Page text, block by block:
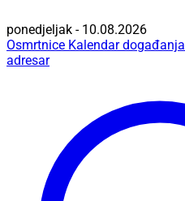
ponedjeljak - 10.08.2026
Osmrtnice Kalendar događanja
adresar